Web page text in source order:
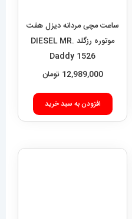
12,989,000 تومان
افزودن به سبد خرید